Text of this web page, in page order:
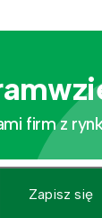
firm z
Zapisz się